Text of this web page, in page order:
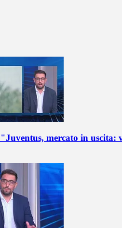
mercato in uscita: